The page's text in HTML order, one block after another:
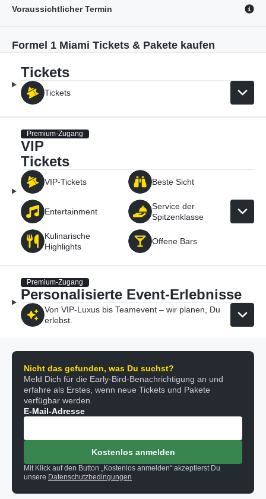
Voraussichtlicher Termin
Formel 1 Miami Tickets & Pakete kaufen
Tickets
Tickets
Premium-Zugang
VIP
Tickets
VIP-Tickets Beste Sicht
Entertainment
Service der
Spitzenklasse
Kulinarische
Highlights
Offene Bars
Premium-Zugang
Personalisierte Event-Erlebnisse
Von VIP-Luxus bis Teamevent – wir planen, Du
erlebst.
Nicht das gefunden, was Du suchst?
Meld Dich für die Early-Bird-Benachrichtigung an und
erfahre als Erstes, wenn neue Tickets und Pakete
verfügbar werden.
E-Mail-Adresse
Kostenlos anmelden
Mit Klick auf den Button „Kostenlos anmelden“ akzeptierst Du
unsere Datenschutzbedingungen